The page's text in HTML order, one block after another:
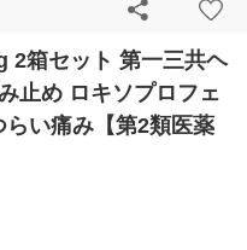
2箱セット 第一三共ヘ
止め ロキソプロフェ
い痛み【第2類医薬